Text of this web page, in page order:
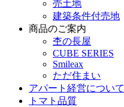
売土地
建築条件付売地
商品のご案内
杢の長屋
CUBE SERIES
Smileax
ただ住まい
アパート経営について
トマト品質